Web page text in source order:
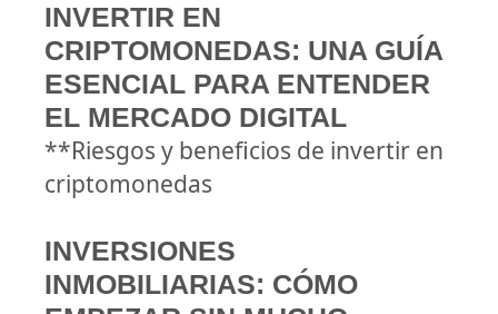
INVERTIR EN
CRIPTOMONEDAS: UNA GUÍA
ESENCIAL PARA ENTENDER
EL MERCADO DIGITAL
**Riesgos y beneficios de invertir en
criptomonedas
INVERSIONES
INMOBILIARIAS: CÓMO